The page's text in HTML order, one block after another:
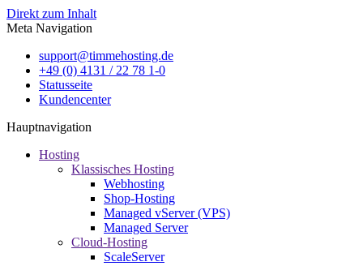
Direkt zum Inhalt
Meta Navigation
support@timmehosting.de
+49 (0) 4131 / 22 78 1-0
Statusseite
Kundencenter
Hauptnavigation
Hosting
Klassisches Hosting
Webhosting
Shop-Hosting
Managed vServer (VPS)
Managed Server
Cloud-Hosting
ScaleServer